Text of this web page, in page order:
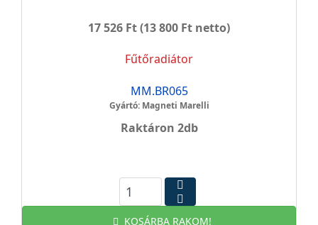
17 526 Ft(13 800 Ft netto)
Fűtőradiátor
MM.BR065
Gyártó: Magneti Marelli
Raktáron 2db
KOSÁRBA RAKOM!